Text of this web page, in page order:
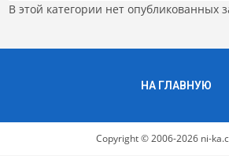
В этой категории нет опубликованных
НА ГЛАВНУЮ
Copyright © 2006-2026 ni-